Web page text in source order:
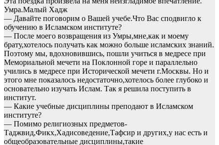
Умра.Малый Хадж
— Давайте поговорим о Вашей учебе.Что Вас сподвигло к
обучению в Исламском институте?
— После моего возвращения из Умры,мне,как и моему
брату,хотелось получать как можно больше исламских знаний.
Поэтому мы, вдохновившись, пошли учиться в медресе при
Мемориальной мечети на Поклонной горе и параллельно
учились в медресе при Исторической мечети г.Москвы. Но и
этого мне показалось недостаточно,хотелось более глубоко и
основательно изучать Ислам. Так я решила поступить в
институт.
— Какие учебные дисциплины преподают в Исламском
институте?
— Помимо религиозных предметов-
Таджвид,Фикх,Хадисоведение,Тафсир и других,у нас есть и
общеобразовательные дисциплины,такие